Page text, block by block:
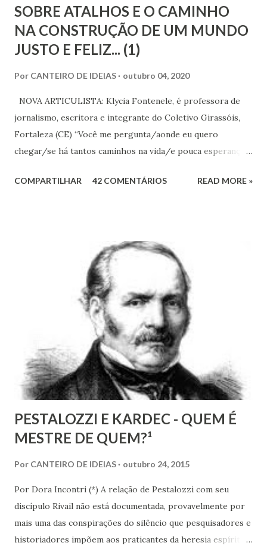
SOBRE ATALHOS E O CAMINHO
NA CONSTRUÇÃO DE UM MUNDO
JUSTO E FELIZ... (1)
Por CANTEIRO DE IDEIAS outubro 04, 2020
NOVA ARTICULISTA: Klycia Fontenele, é professora de
jornalismo, escritora e integrante do Coletivo Girassóis,
Fortaleza (CE) “Você me pergunta/aonde eu quero
chegar/se há tantos caminhos na vida/e pouca esperança
ar...”[Caminhos, Raul Seixas] Quem vive relativamente
alma e a carne de muita gente. E, se porventura, também
tenha empatia, deseja no íntimo, e até imagina, uma
sociedade que destrua a miséria e qualquer outra forma de
opressão que macule nossa vida coletiva. Deseja, sonha e
tenta construir esta transformação social que
revolucionaria o mundo; que revolucionará o mundo!
COMPARTILHAR 42 COMENTÁRIOS READ MORE »
PESTALOZZI E KARDEC - QUEM É
MESTRE DE QUEM?¹
Por CANTEIRO DE IDEIAS outubro 24, 2015
Por Dora Incontri (*) A relação de Pestalozzi com seu
discípulo Rivail não está documentada, provavelmente por
mais uma das conspirações do silêncio que pesquisadores e
historiadores impõem aos praticantes da heresia espírita